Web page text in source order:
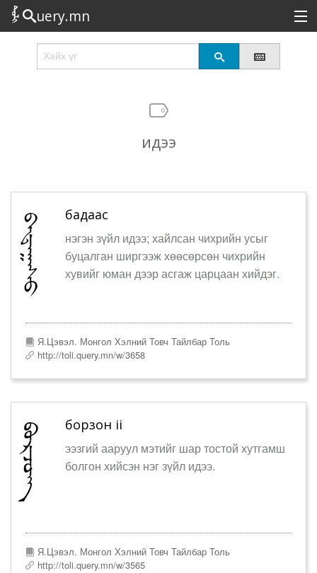
uery.mn
Сонирхолтой
идээ
бадаас
нэгэн зүйл идээ; хайлсан чихрийн усыг
буцалган ширгээж хөөсөрсөн чихрийн
хувийг юман дээр асгаж царцаан хийдэг.
Я.Цэвэл. Монгол Хэлний Товч Тайлбар Толь
http://toli.query.mn/w/3658
борзон ii
ээзгий ааруул мэтийг шар тостой хутгамш
болгон хийсэн нэг зүйл идээ.
Я.Цэвэл. Монгол Хэлний Товч Тайлбар Толь
http://toli.query.mn/w/3565